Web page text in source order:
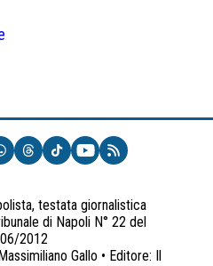
testata giornalistica
di Napoli N° 22 del
2012
Gallo • Editore: Il